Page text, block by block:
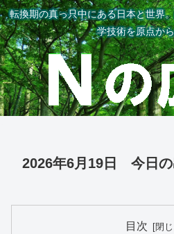
転換期の真っ只中にある日本と世界
学技術を原点か
2026年6月19日 今日の
目次